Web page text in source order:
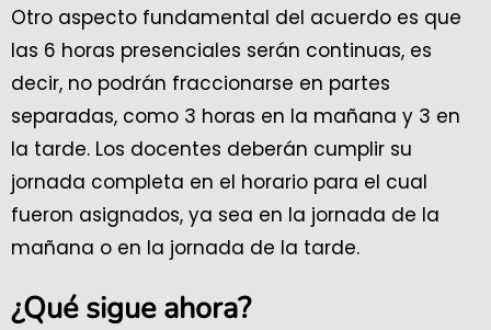
Otro aspecto fundamental del acuerdo es que
las 6 horas presenciales serán continuas, es
decir, no podrán fraccionarse en partes
separadas, como 3 horas en la mañana y 3 en
la tarde. Los docentes deberán cumplir su
jornada completa en el horario para el cual
fueron asignados, ya sea en la jornada de la
mañana o en la jornada de la tarde.
¿Qué sigue ahora?